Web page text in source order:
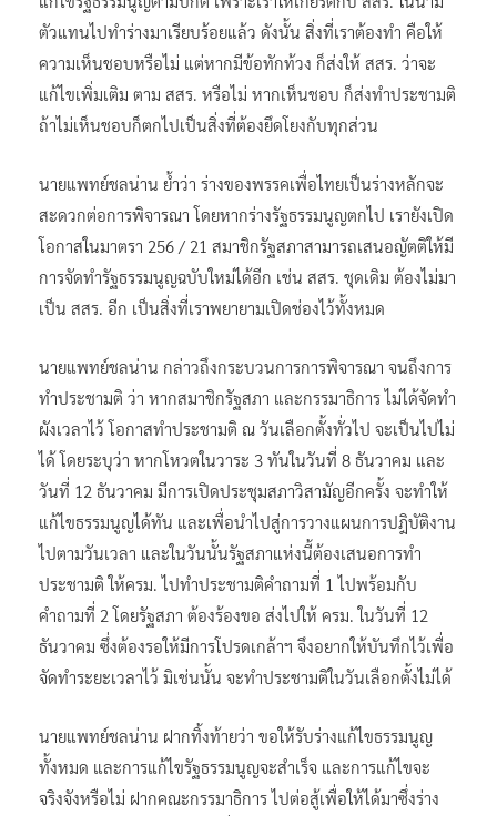
ตัวแทนไปทำร่างมาเรียบร้อยแล้ว ดังนั้น สิ่งที่เราต้องทำ คือให้
ความเห็นชอบหรือไม่ แต่หากมีข้อทักท้วง ก็ส่งให้ สสร. ว่าจะ
แก้ไขเพิ่มเติม ตาม สสร. หรือไม่ หากเห็นชอบ ก็ส่งทำประชามติ
ถ้าไม่เห็นชอบก็ตกไปเป็นสิ่งที่ต้องยึดโยงกับทุกส่วน
นายแพทย์ชลน่าน ย้ำว่า ร่างของพรรคเพื่อไทยเป็นร่างหลักจะ
สะดวกต่อการพิจารณา โดยหากร่างรัฐธรรมนูญตกไป เรายังเปิด
โอกาสในมาตรา 256 / 21 สมาชิกรัฐสภาสามารถเสนอญัตติให้มี
การจัดทำรัฐธรรมนูญฉบับใหม่ได้อีก เช่น สสร. ชุดเดิม ต้องไม่มา
เป็น สสร. อีก เป็นสิ่งที่เราพยายามเปิดช่องไว้ทั้งหมด
นายแพทย์ชลน่าน กล่าวถึงกระบวนการการพิจารณา จนถึงการ
ทำประชามติ ว่า หากสมาชิกรัฐสภา และกรรมาธิการ ไม่ได้จัดทำ
ผังเวลาไว้ โอกาสทำประชามติ ณ วันเลือกตั้งทั่วไป จะเป็นไปไม่
ได้ โดยระบุว่า หากโหวตในวาระ 3 ทันในวันที่ 8 ธันวาคม และ
วันที่ 12 ธันวาคม มีการเปิดประชุมสภาวิสามัญอีกครั้ง จะทำให้
แก้ไขธรรมนูญได้ทัน และเพื่อนำไปสู่การวางแผนการปฎิบัติงาน
ไปตามวันเวลา และในวันนั้นรัฐสภาแห่งนี้ต้องเสนอการทำ
ประชามติ ให้ครม. ไปทำประชามติคำถามที่ 1 ไปพร้อมกับ
คำถามที่ 2 โดยรัฐสภา ต้องร้องขอ ส่งไปให้ ครม. ในวันที่ 12
ธันวาคม ซึ่งต้องรอให้มีการโปรดเกล้าฯ จึงอยากให้บันทึกไว้เพื่อ
จัดทำระยะเวลาไว้ มิเช่นนั้น จะทำประชามติในวันเลือกตั้งไม่ได้
นายแพทย์ชลน่าน ฝากทิ้งท้ายว่า ขอให้รับร่างแก้ไขธรรมนูญ
ทั้งหมด และการแก้ไขรัฐธรรมนูญจะสำเร็จ และการแก้ไขจะ
จริงจังหรือไม่ ฝากคณะกรรมาธิการ ไปต่อสู้เพื่อให้ได้มาซึ่งร่าง